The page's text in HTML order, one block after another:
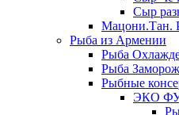
Сыр
Мацони.Тан.
Рыба из Армении
Рыба
Рыба
Рыбные
ЭКО